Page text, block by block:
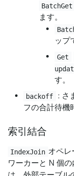
BatchGet
ます。
ップ
Get
す。
backoff
: さ
フの合計待機
索引結合
IndexJoin オペレ
ワーカーと N 個